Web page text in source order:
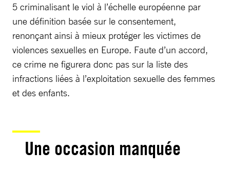
5 criminalisant le viol à l’échelle européenne par
une définition basée sur le consentement,
renonçant ainsi à mieux protéger les victimes de
violences sexuelles en Europe. Faute d’un accord,
ce crime ne figurera donc pas sur la liste des
infractions liées à l’exploitation sexuelle des femmes
et des enfants.
Une occasion manquée